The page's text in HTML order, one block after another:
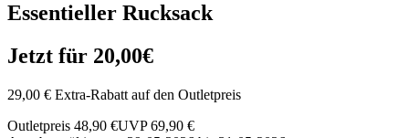
Essentieller Rucksack
Jetzt für 20,00€
29,00 € Extra-Rabatt auf den Outletpreis
Outletpreis 48,90 €UVP 69,90 €